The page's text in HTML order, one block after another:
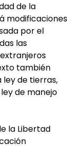
de la
modificaciones
por el
las
también
de tierras,
de manejo
la Libertad